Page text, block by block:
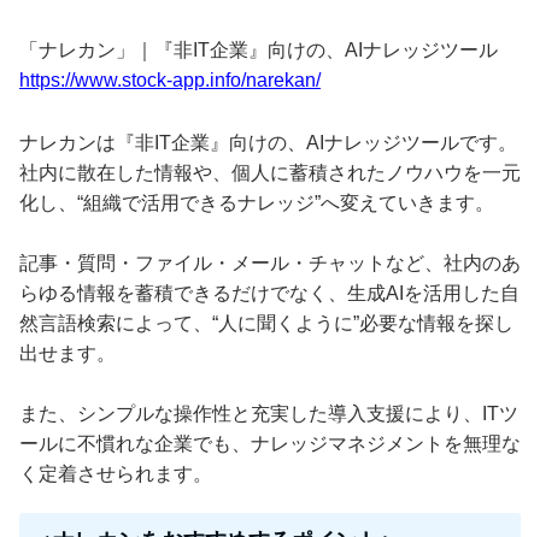
「ナレカン」｜『非IT企業』向けの、AIナレッジツール
https://www.stock-app.info/narekan/
ナレカンは『非IT企業』向けの、AIナレッジツールです。
社内に散在した情報や、個人に蓄積されたノウハウを一元
化し、“組織で活用できるナレッジ”へ変えていきます。
記事・質問・ファイル・メール・チャットなど、社内のあ
らゆる情報を蓄積できるだけでなく、生成AIを活用した自
然言語検索によって、“人に聞くように”必要な情報を探し
出せます。
また、シンプルな操作性と充実した導入支援により、ITツ
ールに不慣れな企業でも、ナレッジマネジメントを無理な
く定着させられます。